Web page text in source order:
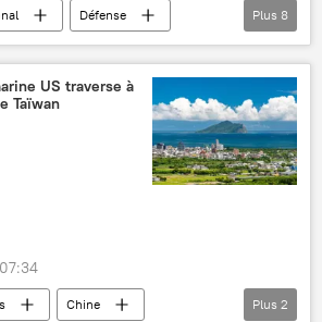
Défense
Unis
OTAN
Poutine
Noire
Plus 8
US traverse à
Taïwan
Chine
Plus 2